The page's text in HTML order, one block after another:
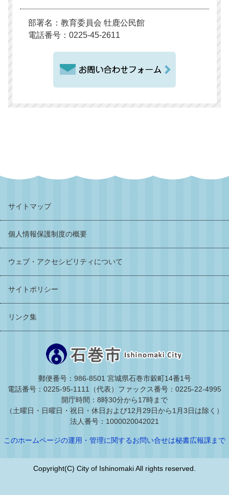
部署名：教育委員会 牡鹿公民館
電話番号：0225-45-2611
サイトマップ
個人情報保護制度の概要
ウェブ・アクセシビリティについて
サイトポリシー
リンク集
郵便番号：986-8501 宮城県石巻市穀町14番1号
電話番号：0225-95-1111（代表） ファックス番号：0225-22-4995
開庁時間：8時30分から17時まで
（土曜日・日曜日・祝日・休日および12月29日から1月3日は除く）
法人番号：1000020042021
このホームページの運用・管理に関するお問い合せは秘書広報課まで
Copyright(C) City of Ishinomaki All rights reserved.